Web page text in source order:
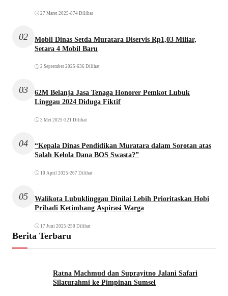
27 Maret 2025 •874 Dilihat
02
Mobil Dinas Setda Muratara Diservis Rp1,03 Miliar,
Setara 4 Mobil Baru
2 September 2025 •636 Dilihat
03
62M Belanja Jasa Tenaga Honorer Pemkot Lubuk
Linggau 2024 Diduga Fiktif
3 Mei 2025 •321 Dilihat
04
“Kepala Dinas Pendidikan Muratara dalam Sorotan atas
Salah Kelola Dana BOS Swasta?”
10 April 2025 •267 Dilihat
05
Walikota Lubuklinggau Dinilai Lebih Prioritaskan Hobi
Pribadi Ketimbang Aspirasi Warga
17 Juni 2025 •250 Dilihat
Berita Terbaru
Ratna Machmud dan Suprayitno Jalani Safari
Silaturahmi ke Pimpinan Sumsel